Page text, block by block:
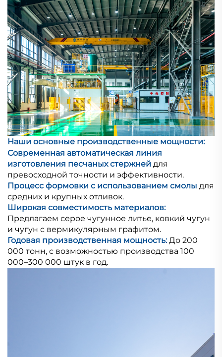
Наши основные производственные мощности:
Современная автоматическая линия
изготовления песчаных стержней для
превосходной точности и эффективности.
Процесс формовки с использованием смолы для
средних и крупных отливок.
Широкая совместимость материалов:
Предлагаем серое чугунное литье, ковкий чугун
и чугун с вермикулярным графитом.
Годовая производственная мощность:До 200
000 тонн, с возможностью производства 100
000–300 000 штук в год.